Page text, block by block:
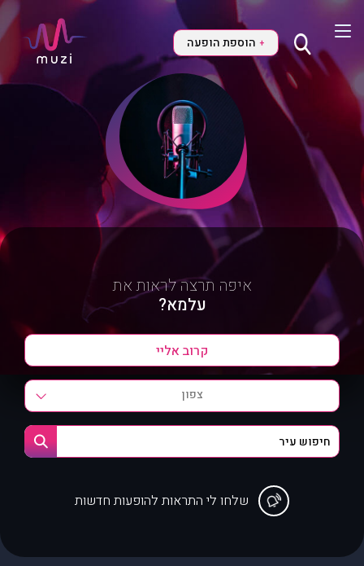
+ הוספת הופעה
איפה תרצה לראות את
עלמא?
צפון
שלחו לי התראות להופעות חדשות